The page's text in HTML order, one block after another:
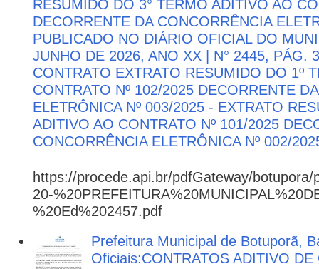
RESUMIDO DO 3° TERMO ADITIVO AO
DECORRENTE DA CONCORRÊNCIA
PUBLICADO NO DIÁRIO OFICIAL DO
JUNHO DE 2026, ANO XX | N° 2445, PÁG.
CONTRATO EXTRATO RESUMIDO DO 1º
CONTRATO Nº 102/2025 DECORRENTE
ELETRÔNICA Nº 003/2025 - EXTRATO
ADITIVO AO CONTRATO Nº 101/2025
CONCORRÊNCIA ELETRÔNICA Nº 002/
https://procede.api.br/pdfGateway/
20-
%20Ed%202457.pdf
Prefeitura Municipal de Botuporã,
Oficiais:CONTRATOS ADITIVO DE